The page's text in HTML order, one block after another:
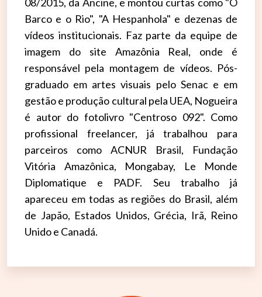
Barco e o Rio", "A Hespanhola" e dezenas de
vídeos institucionais. Faz parte da equipe de
imagem do site Amazônia Real, onde é
responsável pela montagem de vídeos. Pós-
graduado em artes visuais pelo Senac e em
gestão e produção cultural pela UEA, Nogueira
é autor do fotolivro "Centroso 092". Como
profissional freelancer, já trabalhou para
parceiros como ACNUR Brasil, Fundação
Vitória Amazônica, Mongabay, Le Monde
Diplomatique e PADF. Seu trabalho já
apareceu em todas as regiões do Brasil, além
de Japão, Estados Unidos, Grécia, Irã, Reino
Unido e Canadá.